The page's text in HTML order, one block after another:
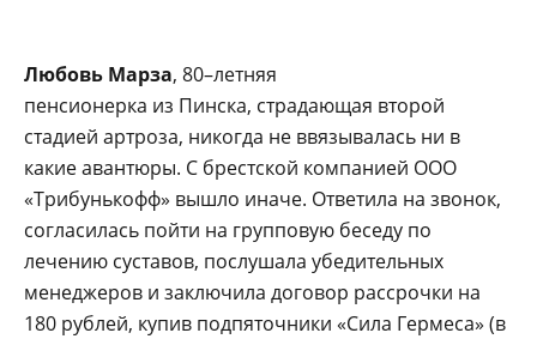
Любовь Марза, 80–летняя
пенсионерка из Пинска, страдающая второй
стадией артроза, никогда не ввязывалась ни в
какие авантюры. С брестской компанией ООО
«Трибунькофф» вышло иначе. Ответила на звонок,
согласилась пойти на групповую беседу по
лечению суставов, послушала убедительных
менеджеров и заключила договор рассрочки на
180 рублей, купив подпяточники «Сила Гермеса» (в